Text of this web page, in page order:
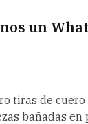
un
tiras de cuero
bañadas en